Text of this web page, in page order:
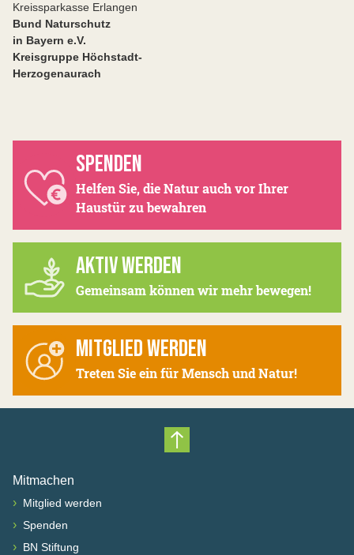
Kreissparkasse Erlangen
Bund Naturschutz
in Bayern e.V.
Kreisgruppe Höchstadt-
Herzogenaurach
SPENDEN
Helfen Sie, die Natur auch vor Ihrer
Haustür zu bewahren
AKTIV WERDEN
Gemeinsam können wir mehr bewegen!
MITGLIED WERDEN
Treten Sie ein für Mensch und Natur!
Nach oben scrollen
Mitmachen
› Mitglied werden
› Spenden
› BN Stiftung